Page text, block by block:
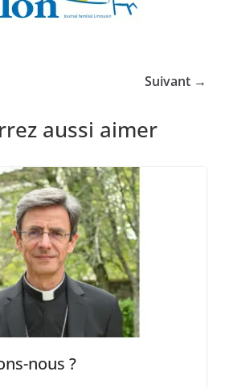
Suivant →
aussi aimer
nous ?